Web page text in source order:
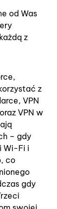
od Was
z
z
VPN
VPN w
– gdy
Wi-Fi i
co
gdy